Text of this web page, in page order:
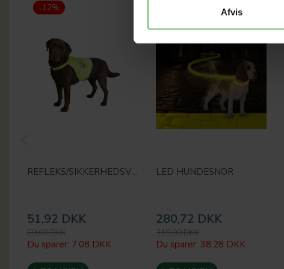
Afvis
-12%
REFLEKS/SIKKERHEDSVEST
51,92 DKK
59,00 DKK
Du sparer: 7,08 DKK
LED HUNDESNOR
280,72 DKK
319,00 DKK
Du sparer: 38,28 DKK